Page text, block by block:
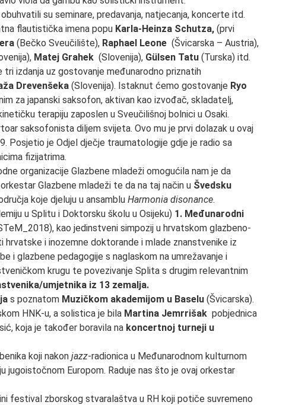
su seminare, predavanja, natjecanja, koncerte itd.
flautistička imena popu Karla-Heinza Schutza, (prvi
(Bečko Sveučilište), Raphael Leone (Švicarska – Austria),
Matej Grahek (Slovenija), Gülsen Tatu (Turska) itd.
izdanja uz gostovanje međunarodno priznatih
Drevenšeka (Slovenija). Istaknut ćemo gostovanje Ryo
za japanski saksofon, aktivan kao izvođač, skladatelj,
terapiju zaposlen u Sveučilišnoj bolnici u Osaki.
saksofonista diljem svijeta. Ovo mu je prvi dolazak u ovaj
Posjetio je Odjel dječje traumatologije gdje je radio sa
fizijatrima.
organizacije Glazbene mladeži omogućila nam je da
Glazbene mladeži te da na taj način u Švedsku
koje djeluju u ansamblu Harmonia disonance.
u Splitu i Doktorsku školu u Osijeku) 1. Međunarodni
kao jedinstveni simpozij u hrvatskom glazbeno-
i inozemne doktorande i mlade znanstvenike iz
i glazbene pedagogije s naglaskom na umrežavanje i
krugu te povezivanje Splita s drugim relevantnim
umjetnika iz 13 zemalja.
s poznatom Muzičkom akademijom u Baselu (Švicarska).
HNK-u, a solistica je bila Martina Jemrrišak pobjednica
koja je također boravila na koncertnoj turneji u
koji nakon jazz-radionica u Međunarodnom kulturnom
jugoistočnom Europom. Raduje nas što je ovaj orkestar
festival zborskog stvaralaštva u RH koji potiče suvremeno